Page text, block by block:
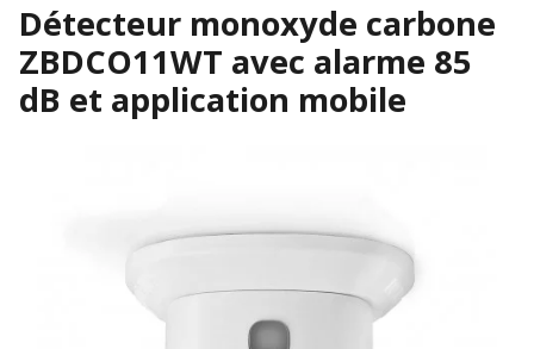
Détecteur monoxyde carbone
ZBDCO11WT avec alarme 85
dB et application mobile